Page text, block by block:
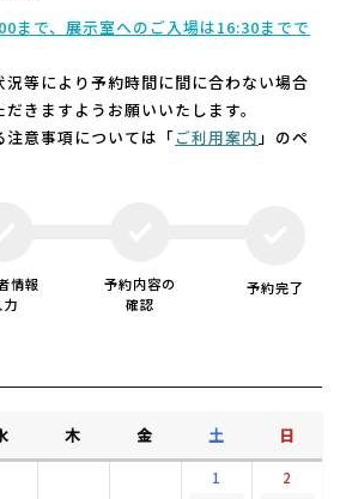
まで、展示室へのご入場は16:30までで
況等により予約時間に間に合わない場合
きますようお願いいたします。
意事項については「ご利用案内」のペ
情報
力
予約内容の
確認
予約完了
木 金 土 日
1 2